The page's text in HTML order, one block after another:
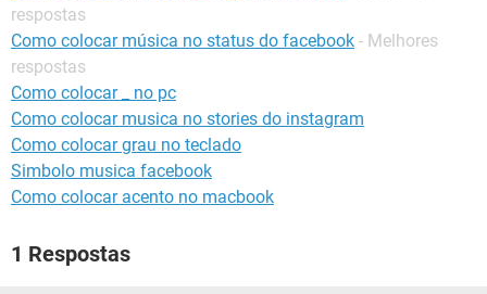
respostas
Como colocar música no status do facebook - Melhores
respostas
Como colocar _ no pc
Como colocar musica no stories do instagram
Como colocar grau no teclado
Simbolo musica facebook
Como colocar acento no macbook
1 Respostas